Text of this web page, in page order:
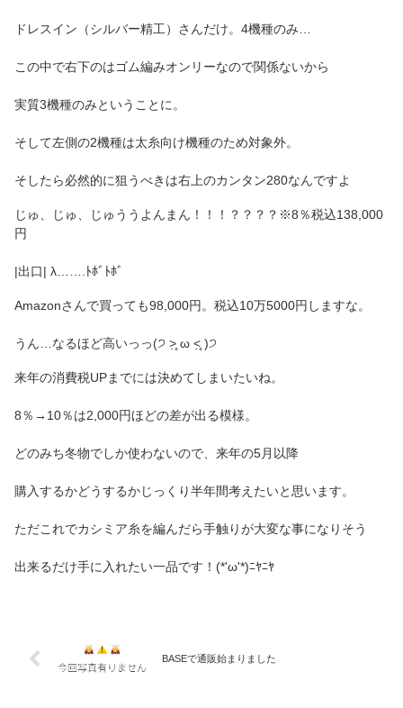
ドレスイン（シルバー精工）さんだけ。4機種のみ…
この中で右下のはゴム編みオンリーなので関係ないから
実質3機種のみということに。
そして左側の2機種は太糸向け機種のため対象外。
そしたら必然的に狙うべきは右上のカンタン280なんですよ
じゅ、じゅ、じゅううよんまん！！！？？？？※8％税込138,000
円
|出口| λ…….ﾄﾎﾞﾄﾎﾞ
Amazonさんで買っても98,000円。税込10万5000円しますな。
うん…なるほど高いっっ(੭ ˃̣̣̥ ω ˂̣̣̥ )੭
来年の消費税UPまでには決めてしまいたいね。
8％→10％は2,000円ほどの差が出る模様。
どのみち冬物でしか使わないので、来年の5月以降
購入するかどうするかじっくり半年間考えたいと思います。
ただこれでカシミア糸を編んだら手触りが大変な事になりそう
出来るだけ手に入れたい一品です！(*'ω'*)ﾆﾔﾆﾔ
BASEで通販始まりました